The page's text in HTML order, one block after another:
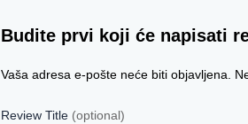
Budite prvi koji će napisati
Vaša adresa e-pošte neće biti objavljena.
Review Title (optional)